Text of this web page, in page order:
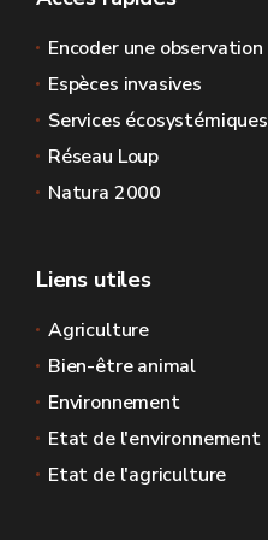
Encoder une observation
Espèces invasives
Services écosystémiques
Réseau Loup
Natura 2000
Liens utiles
Agriculture
Bien-être animal
Environnement
Etat de l'environnement
Etat de l'agriculture